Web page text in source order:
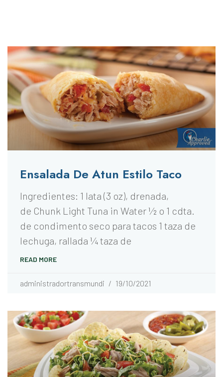
Ensalada De Atun Estilo Taco
Ingredientes: 1 lata (3 oz), drenada,
de Chunk Light Tuna in Water 1⁄2 o 1 cdta.
de condimento seco para tacos 1 taza de
lechuga, rallada 1⁄4 taza de
READ MORE
administradortransmundi 19/10/2021